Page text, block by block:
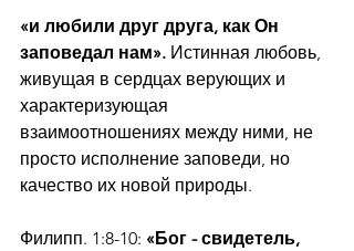
«и любили друг друга, как Он
заповедал нам». Истинная любовь,
живущая в сердцах верующих и
характеризующая
взаимоотношениях между ними, не
просто исполнение заповеди, но
качество их новой природы.
Филипп. 1:8-10: «Бог - свидетель,